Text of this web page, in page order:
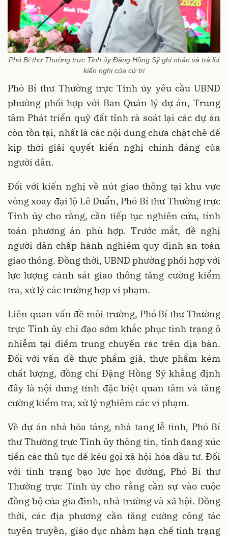
Phó Bí thư Thường trực Tỉnh ủy Đặng Hồng Sỹ ghi nhận và trả lời
kiến nghị của cử tri
Phó Bí thư Thường trực Tỉnh ủy yêu cầu UBND
phường phối hợp với Ban Quản lý dự án, Trung
tâm Phát triển quỹ đất tỉnh rà soát lại các dự án
còn tồn tại, nhất là các nội dung chưa chặt chẽ để
kịp thời giải quyết kiến nghị chính đáng của
người dân.
Đối với kiến nghị về nút giao thông tại khu vực
vòng xoay đại lộ Lê Duẩn, Phó Bí thư Thường trực
Tỉnh ủy cho rằng, cần tiếp tục nghiên cứu, tính
toán phương án phù hợp. Trước mắt, đề nghị
người dân chấp hành nghiêm quy định an toàn
giao thông. Đồng thời, UBND phường phối hợp với
lực lượng cảnh sát giao thông tăng cường kiểm
tra, xử lý các trường hợp vi phạm.
Liên quan vấn đề môi trường, Phó Bí thư Thường
trực Tỉnh ủy chỉ đạo sớm khắc phục tình trạng ô
nhiễm tại điểm trung chuyển rác trên địa bàn.
Đối với vấn đề thực phẩm giả, thực phẩm kém
chất lượng, đồng chí Đặng Hồng Sỹ khẳng định
đây là nội dung tỉnh đặc biệt quan tâm và tăng
cường kiểm tra, xử lý nghiêm các vi phạm.
Về dự án nhà hỏa táng, nhà tang lễ tỉnh, Phó Bí
thư Thường trực Tỉnh ủy thông tin, tỉnh đang xúc
tiến các thủ tục để kêu gọi xã hội hóa đầu tư. Đối
với tình trạng bạo lực học đường, Phó Bí thư
Thường trực Tỉnh ủy cho rằng cần sự vào cuộc
đồng bộ của gia đình, nhà trường và xã hội. Đồng
thời, các địa phương cần tăng cường công tác
tuyên truyền, giáo dục nhằm hạn chế tình trạng